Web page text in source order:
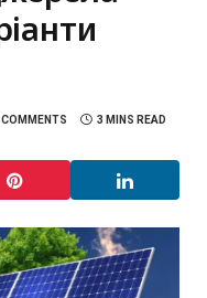
COMMENTS 3 MINS READ